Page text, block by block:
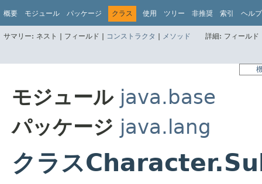
概要 モジュール パッケージ クラス 使用 ツリー 非推奨 索引 ヘルプ
サマリー: ネスト | フィールド | コンストラクタ | メソッド 詳細: フィール
モジュール java.base
パッケージ java.lang
クラス